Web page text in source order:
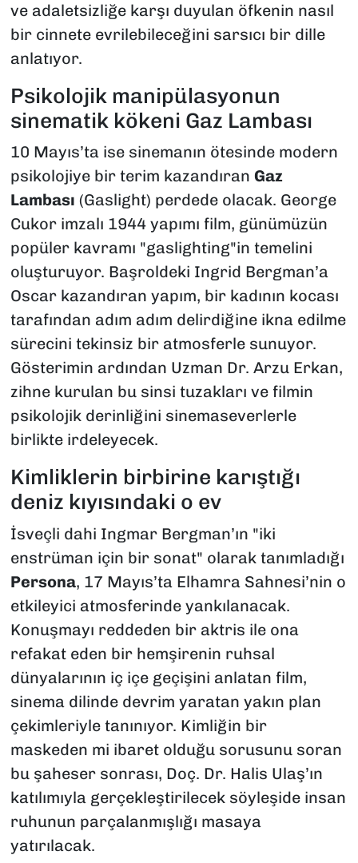
ve adaletsizliğe karşı duyulan öfkenin nasıl
bir cinnete evrilebileceğini sarsıcı bir dille
anlatıyor.
Psikolojik manipülasyonun
sinematik kökeni Gaz Lambası
10 Mayıs’ta ise sinemanın ötesinde modern
psikolojiye bir terim kazandıran Gaz
Lambası (Gaslight) perdede olacak. George
Cukor imzalı 1944 yapımı film, günümüzün
popüler kavramı "gaslighting"in temelini
oluşturuyor. Başroldeki Ingrid Bergman’a
Oscar kazandıran yapım, bir kadının kocası
tarafından adım adım delirdiğine ikna edilme
sürecini tekinsiz bir atmosferle sunuyor.
Gösterimin ardından Uzman Dr. Arzu Erkan,
zihne kurulan bu sinsi tuzakları ve filmin
psikolojik derinliğini sinemaseverlerle
birlikte irdeleyecek.
Kimliklerin birbirine karıştığı
deniz kıyısındaki o ev
İsveçli dahi Ingmar Bergman’ın "iki
enstrüman için bir sonat" olarak tanımladığı
Persona, 17 Mayıs’ta Elhamra Sahnesi’nin o
etkileyici atmosferinde yankılanacak.
Konuşmayı reddeden bir aktris ile ona
refakat eden bir hemşirenin ruhsal
dünyalarının iç içe geçişini anlatan film,
sinema dilinde devrim yaratan yakın plan
çekimleriyle tanınıyor. Kimliğin bir
maskeden mi ibaret olduğu sorusunu soran
bu şaheser sonrası, Doç. Dr. Halis Ulaş’ın
katılımıyla gerçekleştirilecek söyleşide insan
ruhunun parçalanmışlığı masaya
yatırılacak.